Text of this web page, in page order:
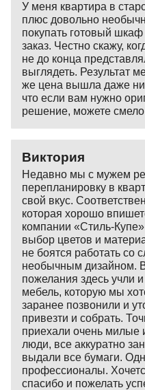
У меня квартира в
плюс довольно
покупать готовый
заказ. Честно скажу,
не до конца
выглядеть. Результат
же цена вышла даже
что если вам нужно
решение, можете
Виктория
Недавно мы с мужем
перепланировку в
свой вкус.
которая хорошо
компании «Стиль-
выбор цветов и
не боятся работать
необычным дизайном.
пожелания здесь учли
мебель, которую мы
заранее позвонили и
привезти и собрать.
приехали очень милые
люди, все аккуратно
выдали все бумаги.
профессионалы.
спасибо и пожелать